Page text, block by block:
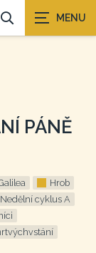
PÁNĚ
Hrob
Nedělní cyklus A